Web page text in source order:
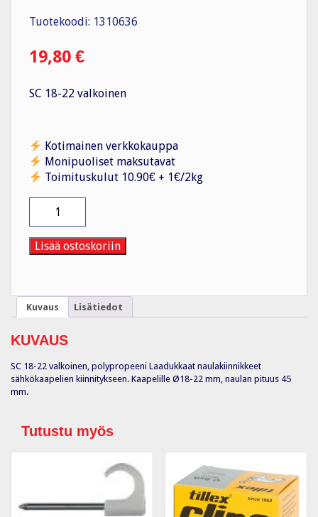
Tuotekoodi: 1310636
19,80 €
SC 18-22 valkoinen
Kotimainen verkkokauppa
Monipuoliset maksutavat
Toimituskulut 10.90€ + 1€/2kg
18-
22
valkoinen
Lisää ostoskoriin
Kuvaus Lisätiedot
KUVAUS
SC 18-22 valkoinen, polypropeeni Laadukkaat naulakiinnikkeet
sähkökaapelien kiinnitykseen. Kaapelille Ø18-22 mm, naulan pituus 45
mm.
Tutustu myös